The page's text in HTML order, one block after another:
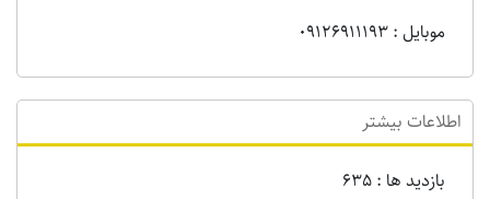
موبایل : 09126911193
اطلاعات بیشتر
بازدید ها : 635